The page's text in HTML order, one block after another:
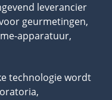
leverancier
geurmetingen,
apparatuur,
technologie wordt